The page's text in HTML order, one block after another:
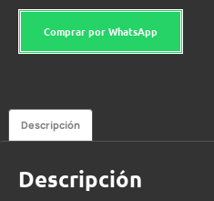
Comprar por WhatsApp
Descripción
Descripción